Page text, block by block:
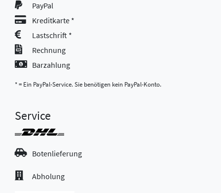
PayPal
Kreditkarte *
Lastschrift *
Rechnung
Barzahlung
* = Ein PayPal-Service. Sie benötigen kein PayPal-Konto.
Service
Botenlieferung
Abholung